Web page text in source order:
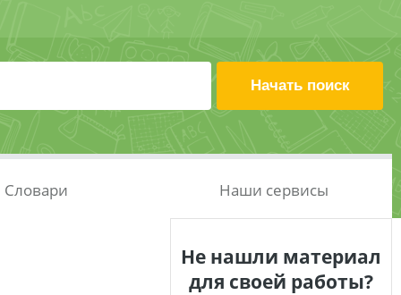
Словари Наши сервисы
Не нашли материал
для своей работы?